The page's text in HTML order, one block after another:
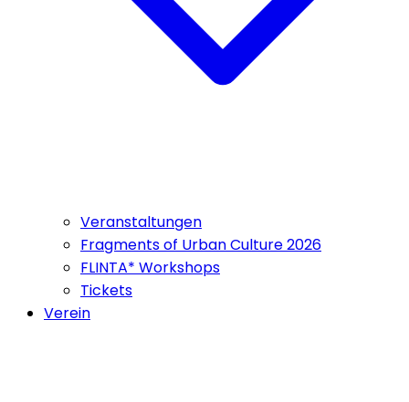
Veranstaltungen
Fragments of Urban Culture 2026
FLINTA* Workshops
Tickets
Verein